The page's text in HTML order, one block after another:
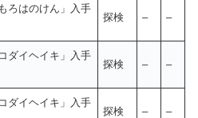
ろはのけん」入手
探検 – –
ダイヘイキ」入手
探検 – –
ダイヘイキ」入手
探検 – –